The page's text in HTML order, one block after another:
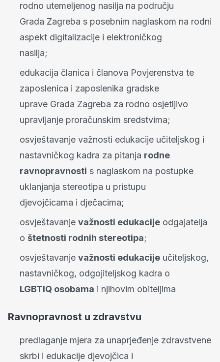
rodno utemeljenog nasilja na području
Grada Zagreba s posebnim naglaskom na rodni
aspekt digitalizacije i elektroničkog
nasilja;
edukacija članica i članova Povjerenstva te
zaposlenica i zaposlenika gradske
uprave Grada Zagreba za rodno osjetljivo
upravljanje proračunskim sredstvima;
osvještavanje važnosti edukacije učiteljskog i
nastavničkog kadra za pitanja rodne
ravnopravnosti s naglaskom na postupke
uklanjanja stereotipa u pristupu
djevojčicama i dječacima;
osvještavanje važnosti edukacije odgajatelja
o štetnosti rodnih stereotipa;
osvještavanje važnosti edukacije učiteljskog,
nastavničkog, odgojiteljskog kadra o
LGBTIQ osobama i njihovim obiteljima
Ravnopravnost u zdravstvu
predlaganje mjera za unaprjeđenje zdravstvene
skrbi i edukacije djevojčica i